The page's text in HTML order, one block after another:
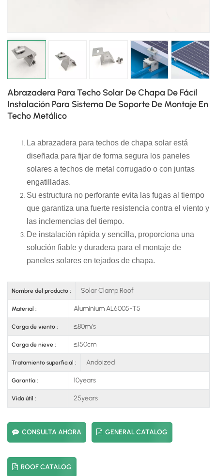
Abrazadera Para Techo Solar De Chapa De Fácil
Instalación Para Sistema De Soporte De Montaje En
Techo Metálico
La abrazadera para techos de chapa solar está
diseñada para fijar de forma segura los paneles
solares a techos de metal corrugado o con juntas
engatilladas.
Su estructura no perforante evita las fugas al tiempo
que garantiza una fuerte resistencia contra el viento y
las inclemencias del tiempo.
De instalación rápida y sencilla, proporciona una
solución fiable y duradera para el montaje de
paneles solares en tejados de chapa.
Nombre del producto : Solar Clamp Roof
Material : Aluminium AL6005-T5
Carga de viento : ≤80m/s
Carga de nieve : ≤150cm
Tratamiento superficial : Andoized
Garantía : 10years
Vida útil : 25years
CONSULTA AHORA GENERAL CATALOG
ROOF CATALOG